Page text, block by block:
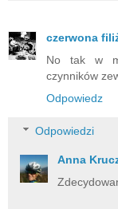
czerwona
No tak w
czynników
Odpowiedz
Odpowiedzi
Anna